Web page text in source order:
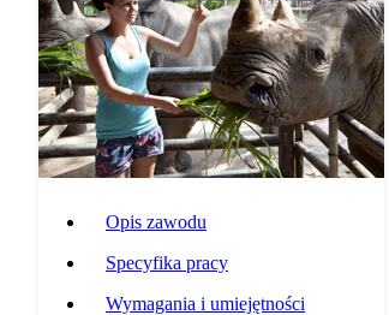
Opis zawodu
Specyfika pracy
Wymagania i umiejętności